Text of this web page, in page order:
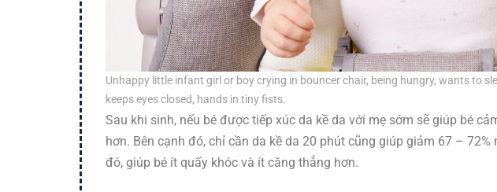
Unhappy little infant girl or boy crying in bouncer chair, being hungry, wants to
keeps eyes closed, hands in tiny fists.
Sau khi sinh, nếu bé được tiếp xúc da kề da với mẹ sớm sẽ giúp bé
hơn. Bên cạnh đó, chỉ cần da kề da 20 phút cũng giúp giảm 67 –
đó, giúp bé ít quấy khóc và ít căng thẳng hơn.